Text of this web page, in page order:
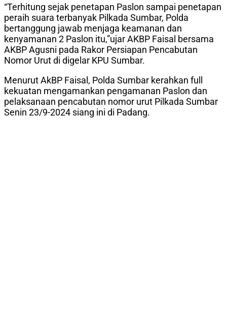
“Terhitung sejak penetapan Paslon sampai penetapan
peraih suara terbanyak Pilkada Sumbar, Polda
bertanggung jawab menjaga keamanan dan
kenyamanan 2 Paslon itu,”ujar AKBP Faisal bersama
AKBP Agusni pada Rakor Persiapan Pencabutan
Nomor Urut di digelar KPU Sumbar.
Menurut AkBP Faisal, Polda Sumbar kerahkan full
kekuatan mengamankan pengamanan Paslon dan
pelaksanaan pencabutan nomor urut Pilkada Sumbar
Senin 23/9-2024 siang ini di Padang.